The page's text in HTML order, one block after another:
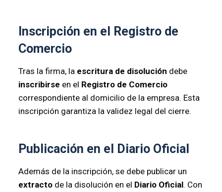
Inscripción en el Registro de
Comercio
Tras la firma, la escritura de disolución debe
inscribirse en el Registro de Comercio
correspondiente al domicilio de la empresa. Esta
inscripción garantiza la validez legal del cierre.
Publicación en el Diario Oficial
Además de la inscripción, se debe publicar un
extractode la disolución en el Diario Oficial. Con